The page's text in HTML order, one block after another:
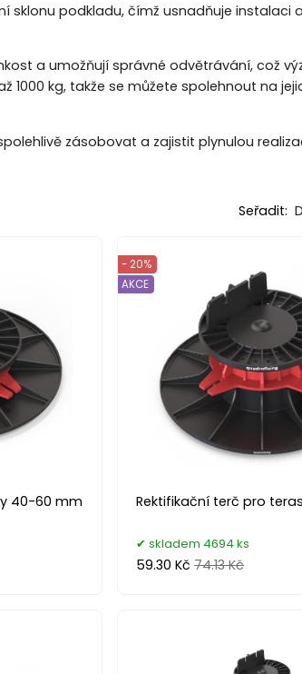
sklonu podkladu, čímž usnadňuje instalaci
a umožňují správné odvětrávání, což
1000 kg, takže se můžete spolehnout na
zásobovat a zajistit plynulou
Seřadit:
40-60 mm Rektifikační terč pro
- 20%
AKCE
skladem 4694 ks
59.30 Kč 74.13 Kč